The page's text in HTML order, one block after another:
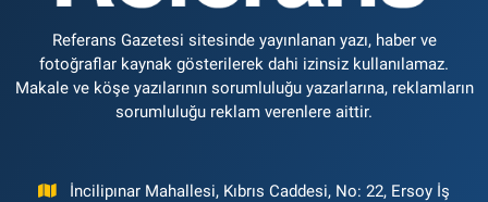
Referans Gazetesi sitesinde yayınlanan yazı, haber ve
fotoğraflar kaynak gösterilerek dahi izinsiz kullanılamaz.
Makale ve köşe yazılarının sorumluluğu yazarlarına, reklamların
sorumluluğu reklam verenlere aittir.
İncilipınar Mahallesi, Kıbrıs Caddesi, No: 22, Ersoy İş